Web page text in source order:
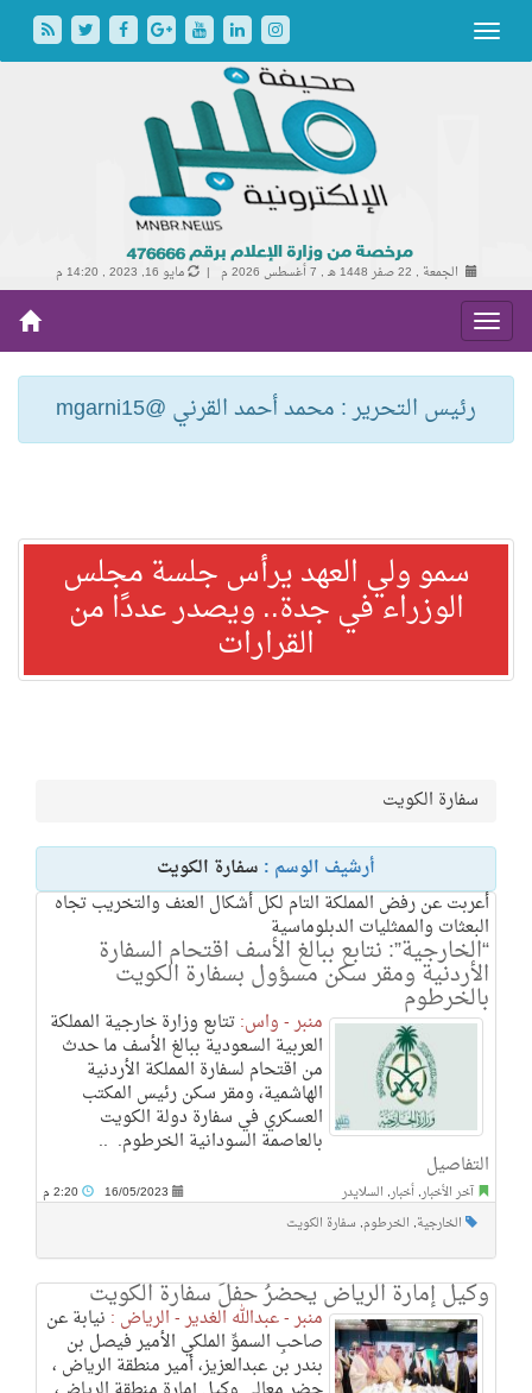
الجمعة , 22 صفر 1448 هـ , 7 أغسطس 2026 م | مايو 16, 2023 , 14:20 م
رئيس التحرير : محمد أحمد القرني @mgarni15
سمو ولي العهد يرأس جلسة مجلس
الوزراء في جدة.. ويصدر عددًا من
القرارات
سفارة الكويت
أرشيف الوسم : سفارة الكويت
أعربت عن رفض المملكة التام لكل أشكال العنف والتخريب تجاه
البعثات والممثليات الدبلوماسية
“الخارجية”: نتابع ببالغ الأسف اقتحام السفارة
الأردنية ومقر سكن مسؤول بسفارة الكويت
بالخرطوم
منبر - واس:تتابع وزارة خارجية المملكة
العربية السعودية ببالغ الأسف ما حدث
من اقتحام لسفارة المملكة الأردنية
الهاشمية، ومقر سكن رئيس المكتب
العسكري في سفارة دولة الكويت
بالعاصمة السودانية الخرطوم. ‏‎ ..
التفاصيل
آخر الأخبار, أخبار, السلايدر 16/05/2023
الخارجية, الخرطوم, سفارة الكويت
وكيل إمارة الرياض يحضرُ حفلَ سفارة الكويت
منبر - عبدالله الغدير - الرياض : نيابة عن
صاحبِ السموِّ الملكي الأمير فيصل بن
بندر بن عبدالعزيز، أمير منطقة الرياض ،